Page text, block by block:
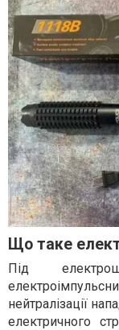
Що таке
Під
нейтралізації
електричного